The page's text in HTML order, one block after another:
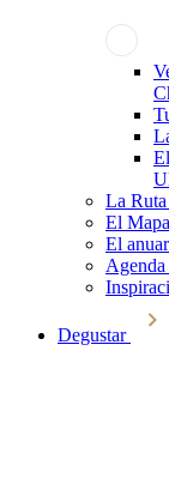
La
El
El
Degustar